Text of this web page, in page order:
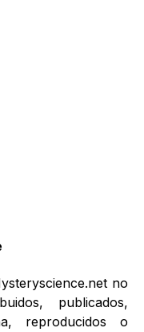
no
publicados,
reproducidos o